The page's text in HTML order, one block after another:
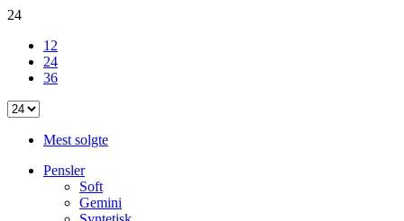
24
12
24
36
Mest solgte
Pensler
Soft
Gemini